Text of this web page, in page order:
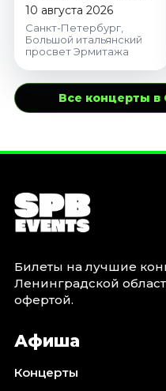
10 августа 2026
Санкт-Петербург,
Большой итальянский
просвет Эрмитажа
Все концерты в
Билеты на лучшие
Ленинградской
офертой.
Афиша
Концерты